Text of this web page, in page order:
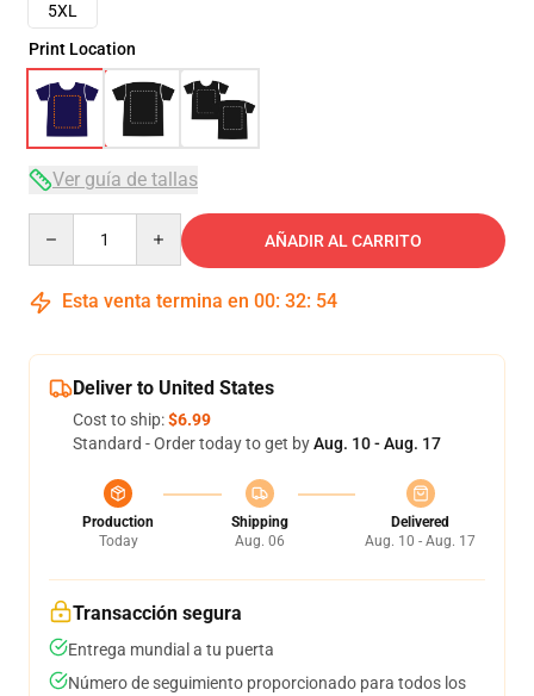
5XL
Print Location
Ver guía de tallas
AÑADIR AL CARRITO
Esta venta termina en 00: 32: 53
Deliver to United States
Cost to ship:$6.99
Standard - Order today to get byAug. 10 - Aug. 17
Production
Today
Shipping
Aug. 06
Delivered
Aug. 10 - Aug. 17
Transacción segura
Entrega mundial a tu puerta
Número de seguimiento proporcionado para todos los